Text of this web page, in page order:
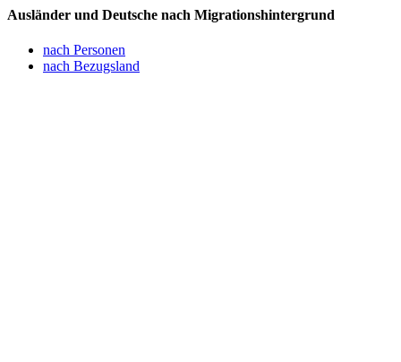
Ausländer und Deutsche nach Migrationshintergrund
nach Personen
nach Bezugsland